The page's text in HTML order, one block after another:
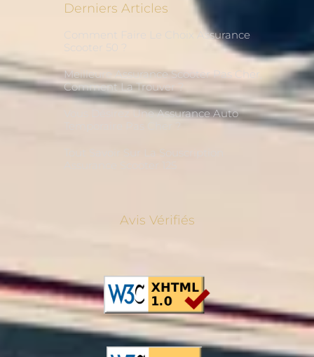
Derniers Articles
Comment Faire Le Choix Assurance
Scooter 50 ?
Meilleure Assurance Scooter Pas Cher,
Comment La Trouver ?
Vous Désirez Une Assurance Auto
Tout Savoir Sur La Souscription
Assurance Scooter 125
Avis Vérifiés